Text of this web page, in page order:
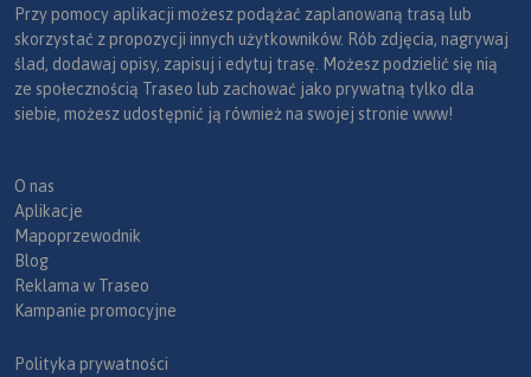
Przy pomocy aplikacji możesz podążać zaplanowaną trasą lub
skorzystać z propozycji innych użytkowników. Rób zdjęcia, nagrywaj
ślad, dodawaj opisy, zapisuj i edytuj trasę. Możesz podzielić się nią
ze społecznością Traseo lub zachować jako prywatną tylko dla
siebie, możesz udostępnić ją również na swojej stronie www!
O nas
Aplikacje
Mapoprzewodnik
Blog
Reklama w Traseo
Kampanie promocyjne
Polityka prywatności